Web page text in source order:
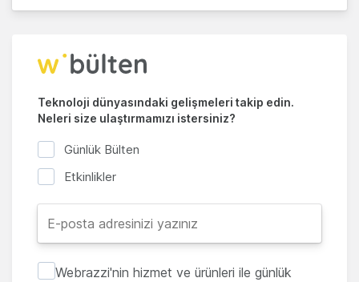
Teknoloji dünyasındaki gelişmeleri takip edin.
Neleri size ulaştırmamızı istersiniz?
Günlük Bülten
Etkinlikler
Webrazzi'nin hizmet ve ürünleri ile günlük